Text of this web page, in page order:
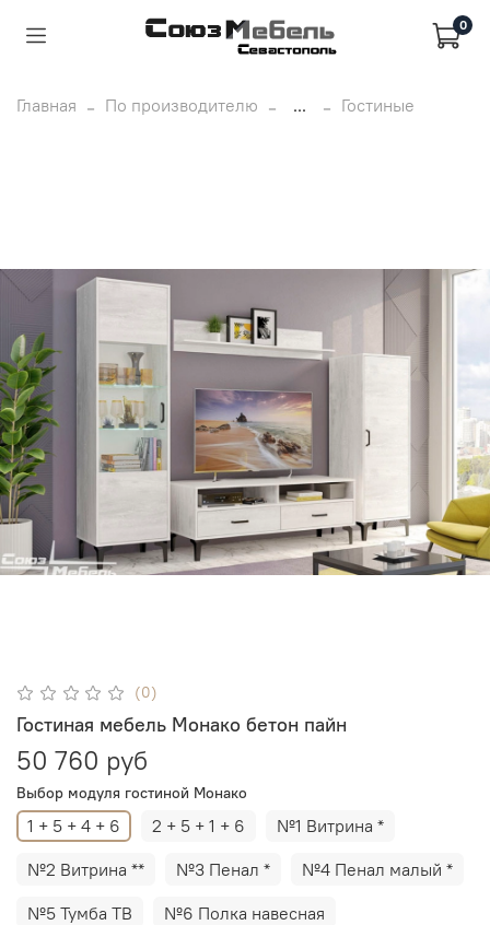
0
Главная По производителю ... Гостиные
(0)
Гостиная мебель Монако бетон пайн
50 760 руб
Выбор модуля гостиной Монако
1 + 5 + 4 + 6 2 + 5 + 1 + 6
№1 Витрина *
№2 Витрина **
№3 Пенал *
№4 Пенал малый *
№5 Тумба ТВ
№6 Полка навесная